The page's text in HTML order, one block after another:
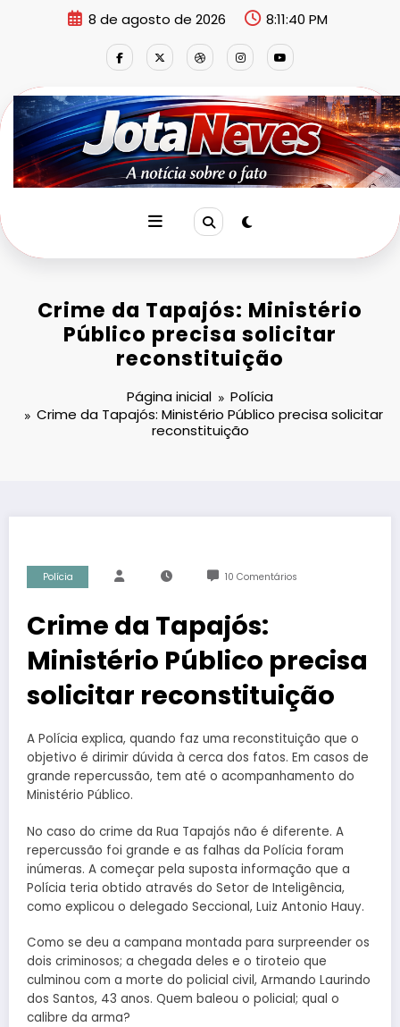
8 de agosto de 2026 8:11:41 PM
Crime da Tapajós: Ministério
Público precisa solicitar
reconstituição
Página inicial
Polícia
Crime da Tapajós: Ministério Público precisa solicitar
reconstituição
Polícia 10 Comentários
Crime da Tapajós:
Ministério Público precisa
solicitar reconstituição
A Polícia explica, quando faz uma reconstituição que o
objetivo é dirimir dúvida à cerca dos fatos. Em casos de
grande repercussão, tem até o acompanhamento do
Ministério Público.
No caso do crime da Rua Tapajós não é diferente. A
repercussão foi grande e as falhas da Polícia foram
inúmeras. A começar pela suposta informação que a
Polícia teria obtido através do Setor de Inteligência,
como explicou o delegado Seccional, Luiz Antonio Hauy.
Como se deu a campana montada para surpreender os
dois criminosos; a chegada deles e o tiroteio que
culminou com a morte do policial civil, Armando Laurindo
dos Santos, 43 anos. Quem baleou o policial; qual o
calibre da arma?